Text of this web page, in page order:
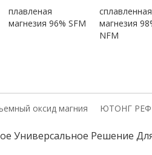
плавленая
магнезия 96% SFM
сплавленная
магнезия
NFM
оксид магния ЮТОНГ РЕФ
Решение